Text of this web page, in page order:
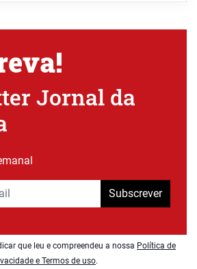
Jornal da
Subscrever
que leu e compreendeu a nossa Política de
e Termos de uso.